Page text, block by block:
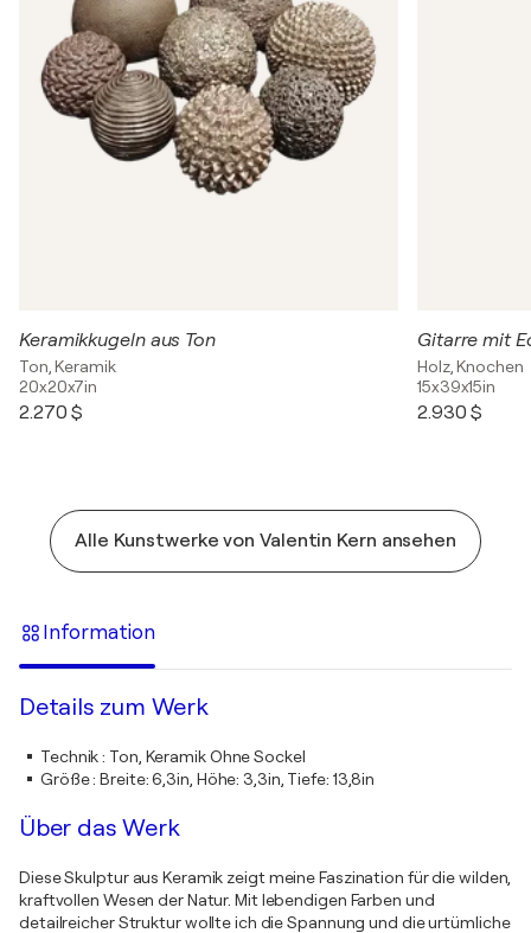
Keramikkugeln aus Ton
Ton, Keramik
20x20x7in
2.270 $
Gitarre mit
Holz, Knochen
15x39x15in
2.930 $
Alle Kunstwerke von Valentin Kern ansehen
Information
Details zum Werk
Technik: Ton, Keramik Ohne Sockel
Größe:Breite: 6,3in, Höhe: 3,3in, Tiefe: 13,8in
Über das Werk
Diese Skulptur aus Keramik zeigt meine Faszination für die wilden,
kraftvollen Wesen der Natur. Mit lebendigen Farben und
detailreicher Struktur wollte ich die Spannung und die urtümliche